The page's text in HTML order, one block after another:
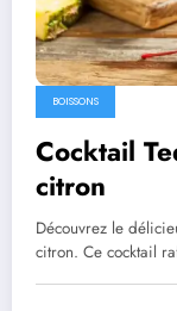
BOISSONS
Cocktail
citron
Découvrez le
citron. Ce cocktail